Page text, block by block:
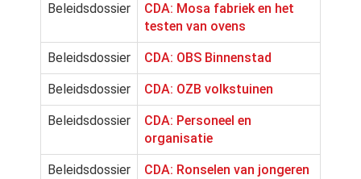
Beleidsdossier
CDA: Mosa fabriek en het
testen van ovens
Beleidsdossier CDA: OBS Binnenstad
Beleidsdossier CDA: OZB volkstuinen
Beleidsdossier
CDA: Personeel en
organisatie
Beleidsdossier
CDA: Ronselen van jongeren